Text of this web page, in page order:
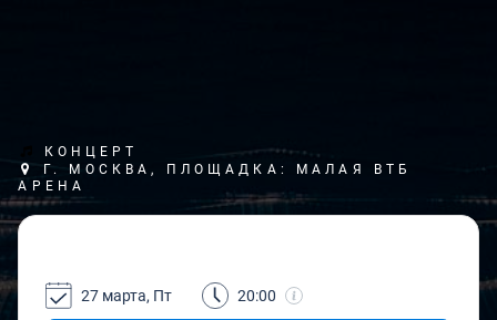
КОНЦЕРТ
Г. МОСКВА, ПЛОЩАДКА: МАЛАЯ ВТБ
АРЕНА
27 марта, Пт 20:00